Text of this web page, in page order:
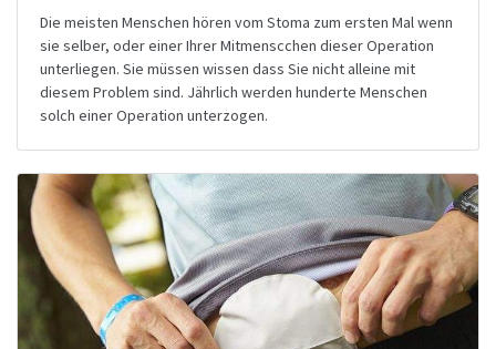
Die meisten Menschen hören vom Stoma zum ersten Mal wenn
sie selber, oder einer Ihrer Mitmenscchen dieser Operation
unterliegen. Sie müssen wissen dass Sie nicht alleine mit
diesem Problem sind. Jährlich werden hunderte Menschen
solch einer Operation unterzogen.